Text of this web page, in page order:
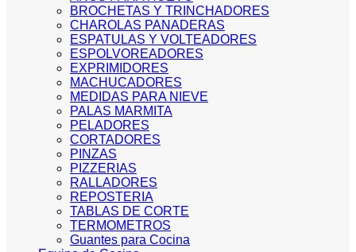
BROCHETAS Y TRINCHADORES
CHAROLAS PANADERAS
ESPATULAS Y VOLTEADORES
ESPOLVOREADORES
EXPRIMIDORES
MACHUCADORES
MEDIDAS PARA NIEVE
PALAS MARMITA
PELADORES
CORTADORES
PINZAS
PIZZERIAS
RALLADORES
REPOSTERIA
TABLAS DE CORTE
TERMOMETROS
Guantes para Cocina